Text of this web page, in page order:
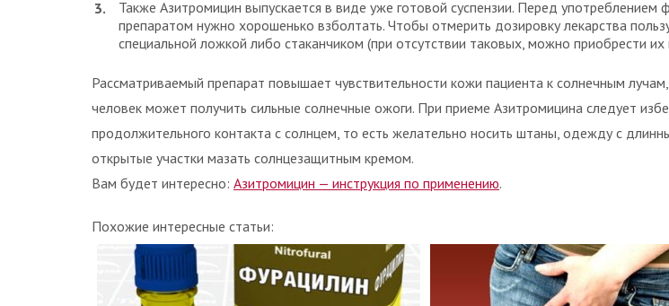
Также Азитромицин выпускается в виде уже готовой суспензии. Перед употреблением
препаратом нужно хорошенько взболтать. Чтобы отмерить дозировку лекарства
специальной ложкой либо стаканчиком (при отсутствии таковых, можно приобрести их
Рассматриваемый препарат повышает чувствительности кожи пациента к солнечным лучам,
человек может получить сильные солнечные ожоги. При приеме Азитромицина следует
продолжительного контакта с солнцем, то есть желательно носить штаны, одежду с
открытые участки мазать солнцезащитным кремом.
Вам будет интересно: Азитромицин — инструкция по применению.
Похожие интересные статьи: